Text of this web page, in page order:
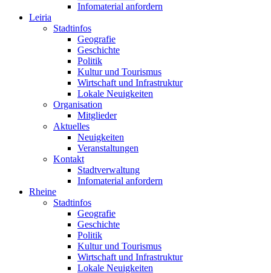
Infomaterial anfordern
Leiria
Stadtinfos
Geografie
Geschichte
Politik
Kultur und Tourismus
Wirtschaft und Infrastruktur
Lokale Neuigkeiten
Organisation
Mitglieder
Aktuelles
Neuigkeiten
Veranstaltungen
Kontakt
Stadtverwaltung
Infomaterial anfordern
Rheine
Stadtinfos
Geografie
Geschichte
Politik
Kultur und Tourismus
Wirtschaft und Infrastruktur
Lokale Neuigkeiten